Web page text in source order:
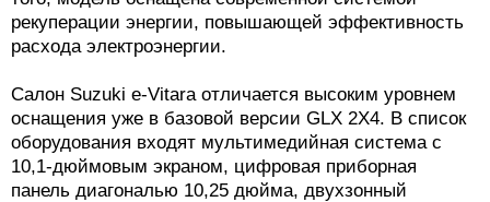
рекуперации энергии, повышающей эффективность
расхода электроэнергии.
Салон Suzuki e-Vitara отличается высоким уровнем
оснащения уже в базовой версии GLX 2X4. В список
оборудования входят мультимедийная система с
10,1-дюймовым экраном, цифровая приборная
панель диагональю 10,25 дюйма, двухзонный